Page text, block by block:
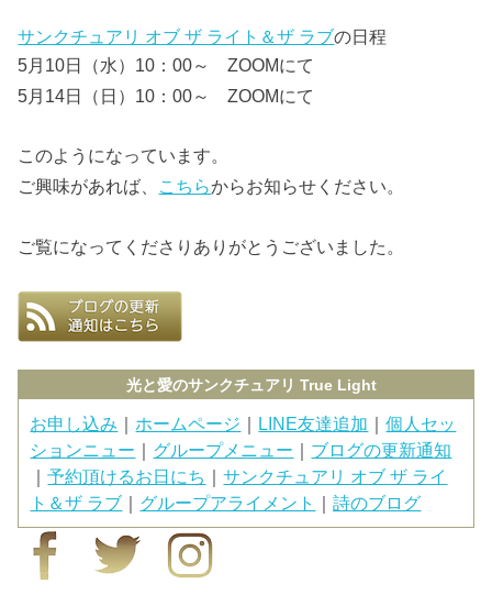
サンクチュアリ オブ ザ ライト＆ザ ラブの日程
5月10日（水）10：00～ ZOOMにて
5月14日（日）10：00～ ZOOMにて
このようになっています。
ご興味があれば、 こちらからお知らせください。
ご覧になってくださりありがとうございました。
光と愛のサンクチュアリ True Light
お申し込み ｜ ホームページ ｜ LINE友達追加 ｜個人セッ
ションニュー ｜ グループメニュー ｜ ブログの更新通知
｜予約頂けるお日にち ｜サンクチュアリ オブ ザ ライ
ト＆ザ ラブ ｜ グループアライメント ｜詩のブログ